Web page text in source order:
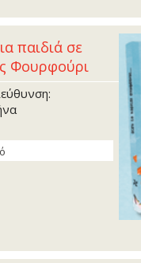
παιδιά σε
Φουρφούρι